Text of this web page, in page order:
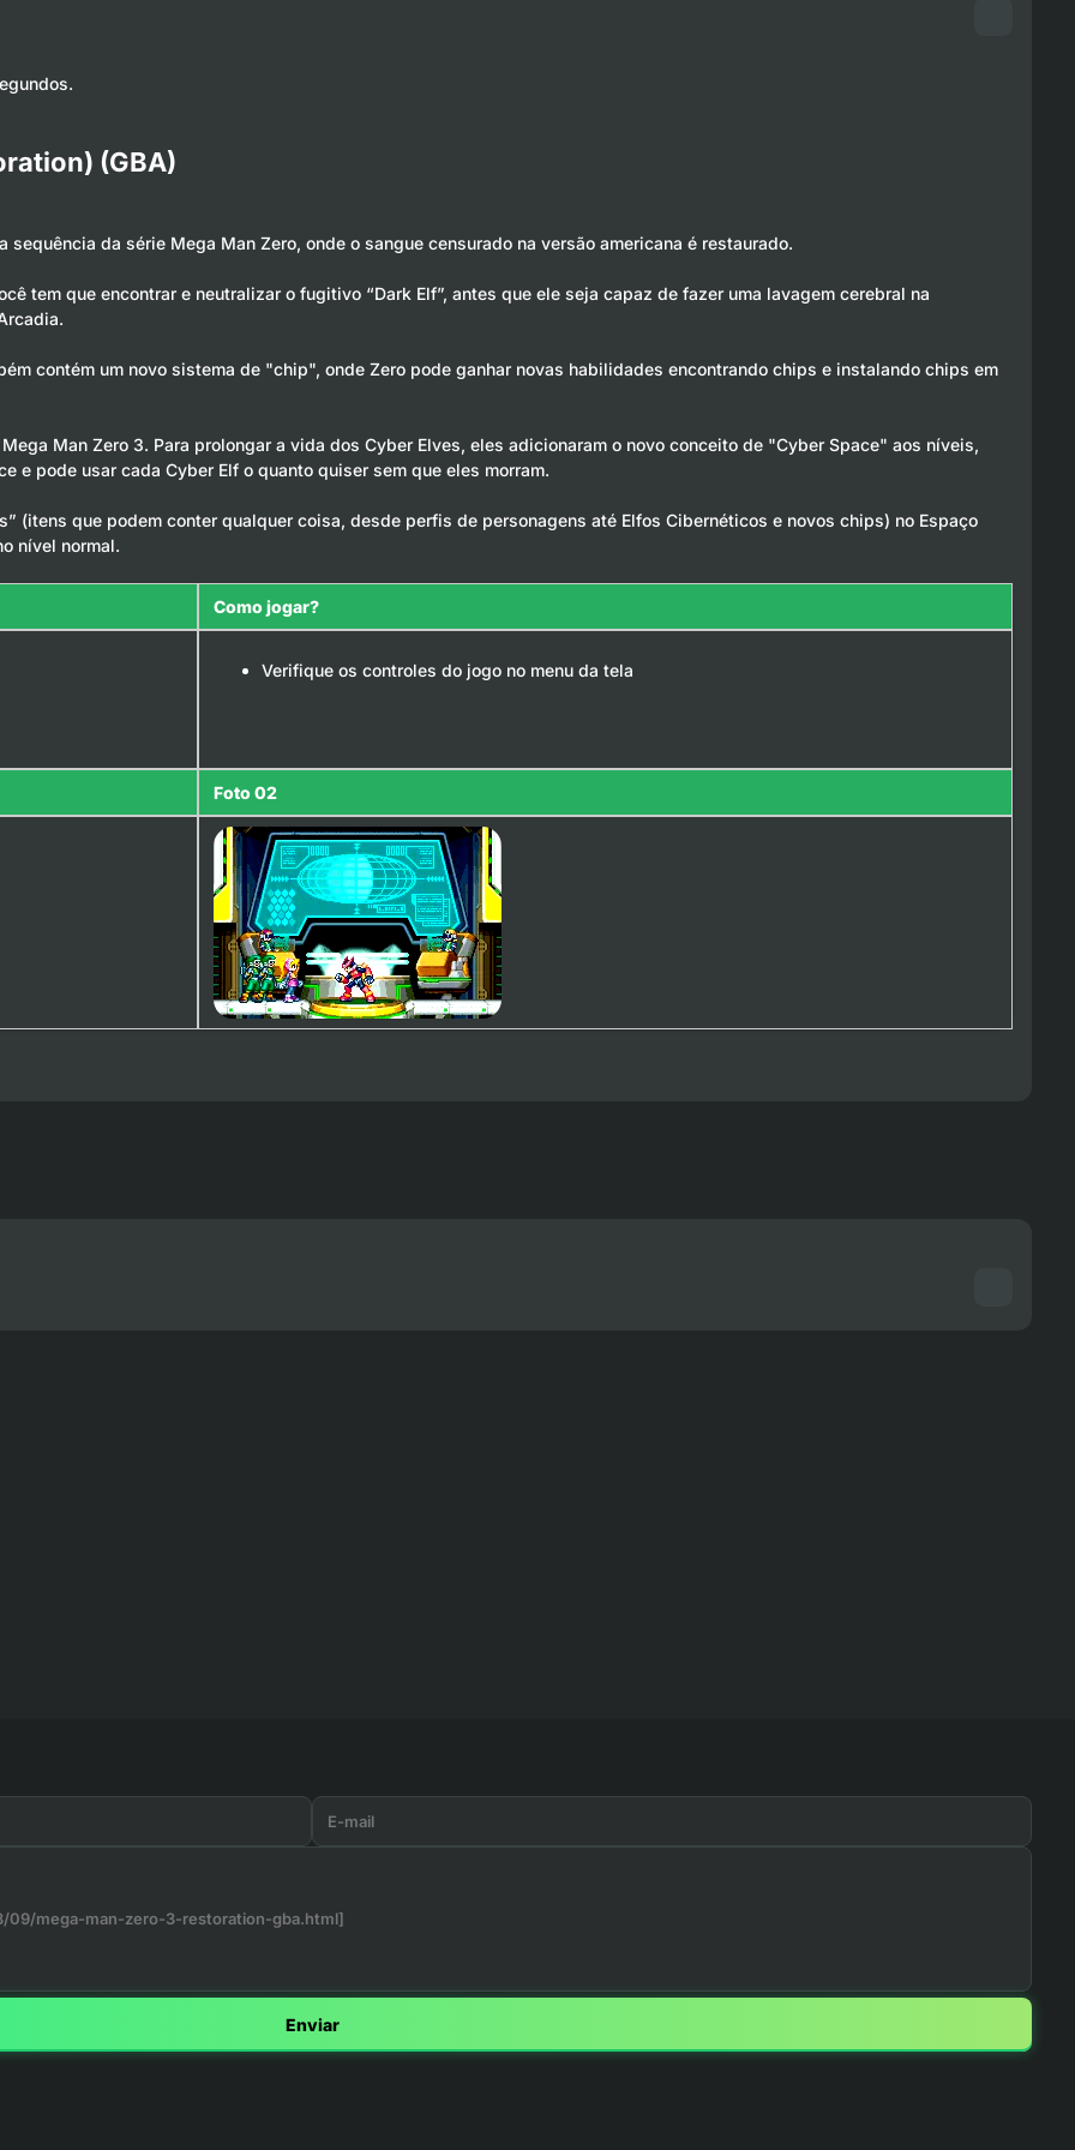
(GBA)
sequência da série Mega Man Zero, onde o sangue censurado na versão americana é restaurado.
tem que encontrar e neutralizar o fugitivo “Dark Elf”, antes que ele seja capaz de fazer uma lavagem cerebral na
contém um novo sistema de "chip", onde Zero pode ganhar novas habilidades encontrando chips e instalando chips em
Man Zero 3. Para prolongar a vida dos Cyber Elves, eles adicionaram o novo conceito de "Cyber Space" aos níveis,
e pode usar cada Cyber Elf o quanto quiser sem que eles morram.
(itens que podem conter qualquer coisa, desde perfis de personagens até Elfos Cibernéticos e novos chips) no Espaço
nível normal.
Como jogar?
Verifique os controles do jogo no menu da tela
Foto 02
Enviar